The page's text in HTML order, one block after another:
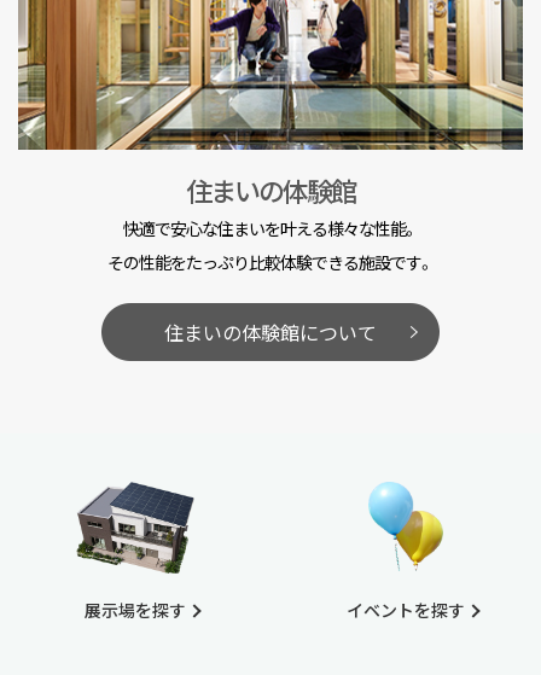
住まいの体験館
快適で安心な住まいを叶える様々な性能。
その性能をたっぷり比較体験できる施設です。
住まいの体験館について
展示場を探す イベントを探す